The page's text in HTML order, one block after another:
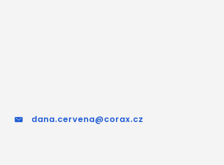
dana.cervena@corax.cz